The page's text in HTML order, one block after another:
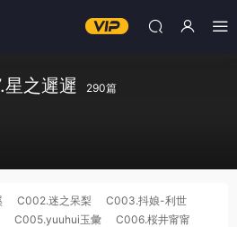
之遲遲 290篇
C002.迷之呆梨
C003.抖娘-利世
C005.yuuhui玉彙
C006.桜井甯甯